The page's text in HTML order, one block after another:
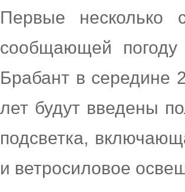
Первые несколько
сообщающей погоду
Брабант в середине
лет будут введены
подсветка,
и ветросиловое